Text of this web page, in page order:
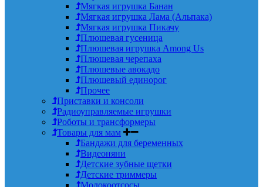
Мягкая игрушка Банан
Мягкая игрушка Лама (Альпака)
Мягкая игрушка Пикачу
Плюшевая гусеница
Плюшевая игрушка Among Us
Плюшевая черепаха
Плюшевые авокадо
Плюшевый единорог
Прочее
Приставки и консоли
Радиоуправляемые игрушки
Роботы и трансформеры
Товары для мам
Бандажи для беременных
Видеоняни
Детские зубные щетки
Детские триммеры
Молокоотсосы